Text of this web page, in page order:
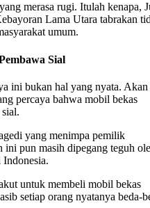
merasa rugi. Itulah kenapa,
Lama Utara tabrakan
umum.
Sial
ini bukan hal yang nyata. Akan
percaya bahwa mobil bekas
yang menimpa pemilik
ini pun masih dipegang teguh
untuk membeli mobil bekas
setiap orang nyatanya beda-